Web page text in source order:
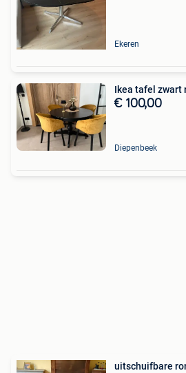
Ekeren
Ikea tafel zwart
€ 100,00
Diepenbeek
uitschuifbare